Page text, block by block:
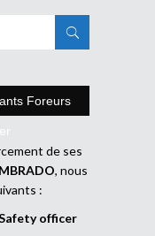
Foreurs
de ses
, nous
:
officer